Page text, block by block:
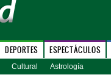
DEPORTES ESPECTÁCULOS
Cultural Astrología